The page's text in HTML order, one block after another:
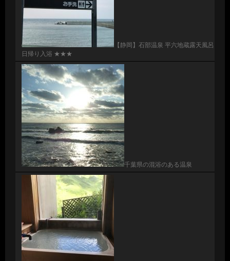
【静岡】石部温泉 平六地蔵露天風呂
日帰り入浴 ★★★
千葉県の混浴のある温泉